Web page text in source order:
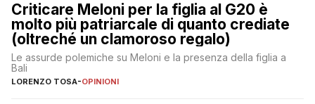
Criticare Meloni per la figlia al G20 è
molto più patriarcale di quanto crediate
(oltreché un clamoroso regalo)
Le assurde polemiche su Meloni e la presenza della figlia a
Bali
LORENZO TOSA-OPINIONI